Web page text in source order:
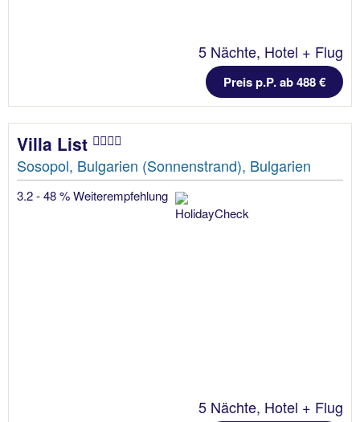
5 Nächte, Hotel + Flug
Preis p.P. ab 488 €
Villa List
Sosopol, Bulgarien (Sonnenstrand), Bulgarien
3.2 - 48 % Weiterempfehlung
5 Nächte, Hotel + Flug